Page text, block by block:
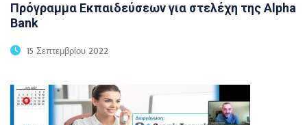
Πρόγραμμα Εκπαιδεύσεων για στελέχη της Alpha
Bank
15 Σεπτεμβρίου 2022